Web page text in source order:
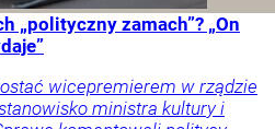
„polityczny zamach”? „On
wicepremierem w rządzie
ministra kultury i